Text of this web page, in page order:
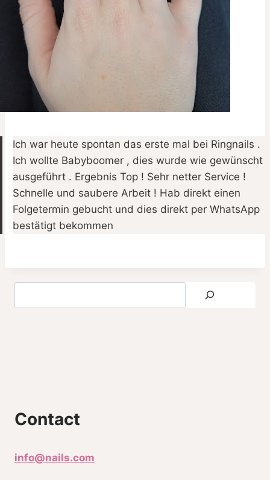
Ich war heute spontan das erste mal bei Ringnails .
Ich wollte Babyboomer , dies wurde wie gewünscht
ausgeführt . Ergebnis Top ! Sehr netter Service !
Schnelle und saubere Arbeit ! Hab direkt einen
Folgetermin gebucht und dies direkt per WhatsApp
bestätigt bekommen
Contact
info@nails.com